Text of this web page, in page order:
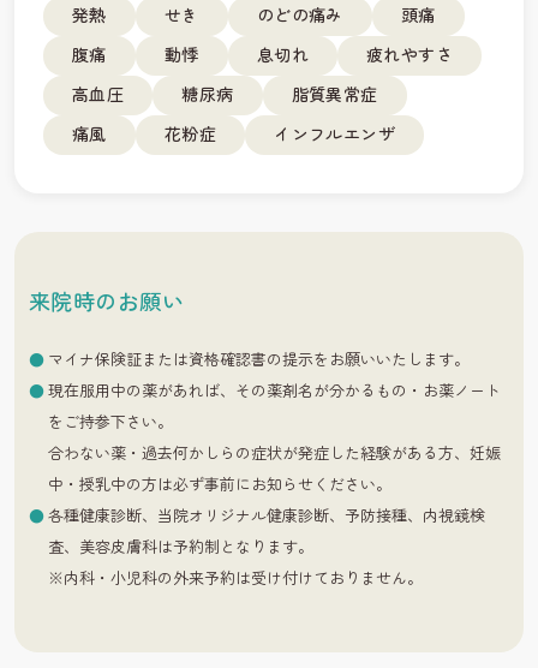
発熱 せき のどの痛み
頭痛
腹痛
動悸 息切れ
疲れやすさ
高血圧
糖尿病
脂質異常症
痛風
花粉症 インフルエンザ
来院時のお願い
マイナ保険証または資格確認書の提示をお願いいたします。
現在服用中の薬があれば、その薬剤名が分かるもの・お薬ノート
をご持参下さい。
合わない薬・過去何かしらの症状が発症した経験がある方、妊娠
中・授乳中の方は必ず事前にお知らせください。
各種健康診断、当院オリジナル健康診断、予防接種、内視鏡検
査、美容皮膚科は予約制となります。
※内科・小児科の外来予約は受け付けておりません。